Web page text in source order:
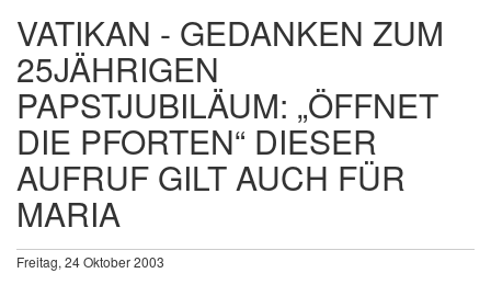
VATIKAN - GEDANKEN ZUM
25JÄHRIGEN
PAPSTJUBILÄUM: „ÖFFNET
DIE PFORTEN“ DIESER
AUFRUF GILT AUCH FÜR
MARIA
Freitag, 24 Oktober 2003